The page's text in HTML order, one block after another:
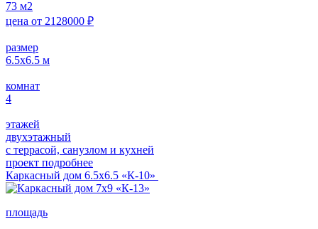
73 м2
цена от 2128000 ₽
размер
6.5х6.5 м
комнат
4
этажей
двухэтажный
с террасой, санузлом и кухней
проект подробнее
Каркасный дом 6.5х6.5 «К-10»
площадь